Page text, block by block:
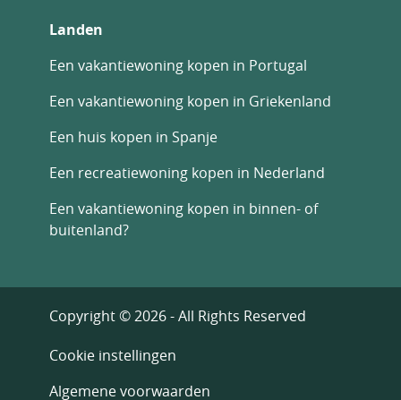
Landen
Een vakantiewoning kopen in Portugal
Een vakantiewoning kopen in Griekenland
Een huis kopen in Spanje
Een recreatiewoning kopen in Nederland
Een vakantiewoning kopen in binnen- of
buitenland?
Copyright © 2026 - All Rights Reserved
Cookie instellingen
Algemene voorwaarden